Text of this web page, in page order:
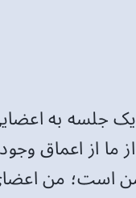
زمانی که در یک جلسه
ما از اعماق
است؛ من